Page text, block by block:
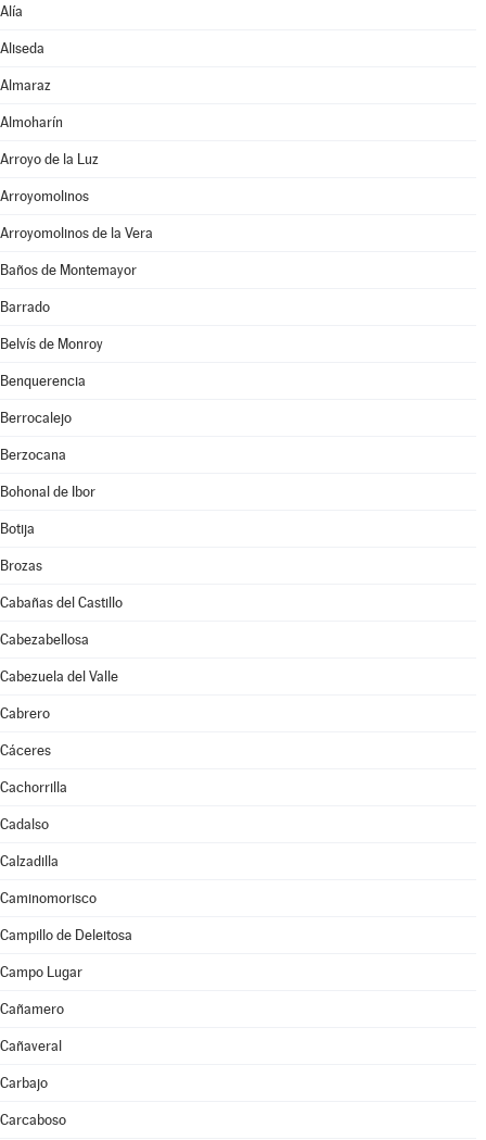
Alía
Aliseda
Almaraz
Almoharín
Arroyo de la Luz
Arroyomolinos
Arroyomolinos de la Vera
Baños de Montemayor
Barrado
Belvís de Monroy
Benquerencia
Berrocalejo
Berzocana
Bohonal de Ibor
Botija
Brozas
Cabañas del Castillo
Cabezabellosa
Cabezuela del Valle
Cabrero
Cáceres
Cachorrilla
Cadalso
Calzadilla
Caminomorisco
Campillo de Deleitosa
Campo Lugar
Cañamero
Cañaveral
Carbajo
Carcaboso